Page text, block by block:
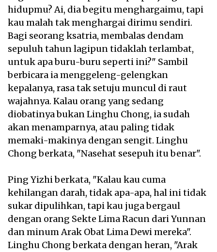
hidupmu? Ai, dia begitu menghargaimu, tapi
kau malah tak menghargai dirimu sendiri.
Bagi seorang ksatria, membalas dendam
sepuluh tahun lagipun tidaklah terlambat,
untuk apa buru-buru seperti ini?" Sambil
berbicara ia menggeleng-gelengkan
kepalanya, rasa tak setuju muncul di raut
wajahnya. Kalau orang yang sedang
diobatinya bukan Linghu Chong, ia sudah
akan menamparnya, atau paling tidak
memaki-makinya dengan sengit. Linghu
Chong berkata, "Nasehat sesepuh itu benar".
Ping Yizhi berkata, "Kalau kau cuma
kehilangan darah, tidak apa-apa, hal ini tidak
sukar dipulihkan, tapi kau juga bergaul
dengan orang Sekte Lima Racun dari Yunnan
dan minum Arak Obat Lima Dewi mereka".
Linghu Chong berkata dengan heran, "Arak